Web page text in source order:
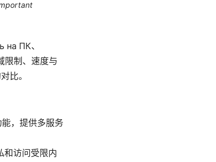
на ПК、
限制、速度与
比。
，提供多服务
和访问受限内